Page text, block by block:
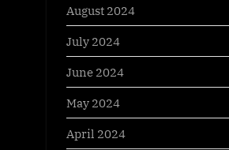
August 2024
July 2024
June 2024
May 2024
April 2024